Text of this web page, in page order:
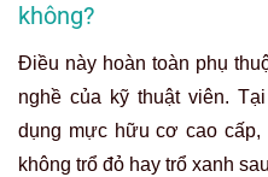
không?
Điều này hoàn toàn phụ
nghề của kỹ thuật viên.
dụng mực hữu cơ cao cấp,
không trổ đỏ hay trổ xanh